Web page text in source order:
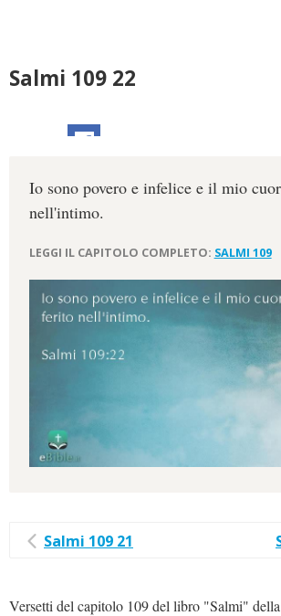
Salmi 109 22
Io sono povero e infelice e il mio
nell'intimo.
LEGGI IL CAPITOLO COMPLETO: SALMI 109
Salmi 109 21
Versetti del capitolo 109 del libro "Salmi"